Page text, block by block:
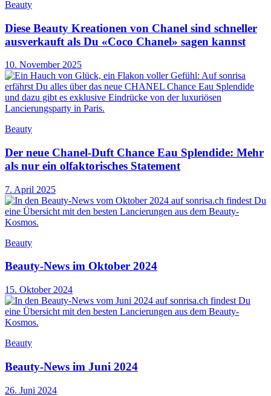
Beauty
Diese Beauty Kreationen von Chanel sind schneller
ausverkauft als Du «Coco Chanel» sagen kannst
10. November 2025
Beauty
Der neue Chanel-Duft Chance Eau Splendide: Mehr
als nur ein olfaktorisches Statement
7. April 2025
Beauty
Beauty-News im Oktober 2024
15. Oktober 2024
Beauty
Beauty-News im Juni 2024
26. Juni 2024